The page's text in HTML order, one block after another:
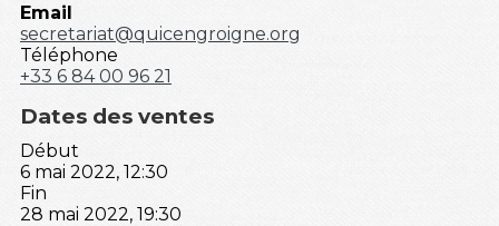
Email
secretariat@quicengroigne.org
Téléphone
+33 6 84 00 96 21
Dates des ventes
Début
6 mai 2022, 12:30
Fin
28 mai 2022, 19:30